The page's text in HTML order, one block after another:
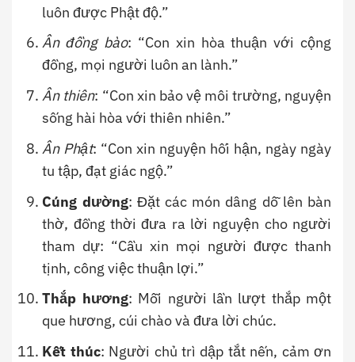
luôn được Phật độ.”
Ân đồng bào: “Con xin hòa thuận với cộng
đồng, mọi người luôn an lành.”
Ân thiên: “Con xin bảo vệ môi trường, nguyện
sống hài hòa với thiên nhiên.”
Ân Phật: “Con xin nguyện hối hận, ngày ngày
tu tập, đạt giác ngộ.”
Cúng dường: Đặt các món dâng dỗ lên bàn
thờ, đồng thời đưa ra lời nguyện cho người
tham dự: “Cầu xin mọi người được thanh
tịnh, công việc thuận lợi.”
Thắp hương: Mỗi người lần lượt thắp một
que hương, cúi chào và đưa lời chúc.
Kết thúc: Người chủ trì dập tắt nến, cảm ơn